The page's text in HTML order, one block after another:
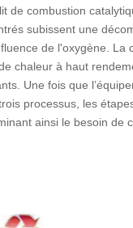
de combustion
subissent une
de l'oxygène. La
chaleur à haut
Une fois que
processus, les
ainsi le besoin de